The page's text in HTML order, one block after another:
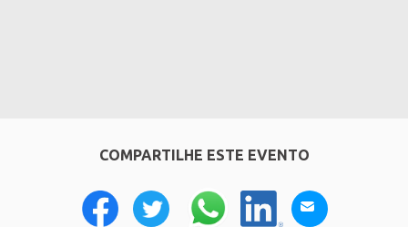
COMPARTILHE ESTE EVENTO